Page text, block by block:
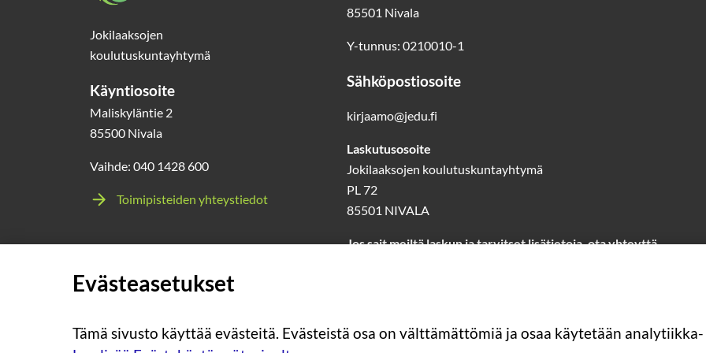
Jokilaaksojen
koulutuskuntayhtymä
Käyntiosoite
Maliskyläntie 2
85500 Nivala
Vaihde: 040 1428 600
Toimipisteiden yhteystiedot
85501 Nivala
Y-tunnus: 0210010-1
Sähköpostiosoite
kirjaamo@jedu.fi
Laskutusosoite
Jokilaaksojen koulutuskuntayhtymä
PL 72
85501 NIVALA
Jos sait meiltä laskun ja tarvitset lisätietoja, ota yhteyttä
Lue lisää laskutuksesta
Evästeasetukset
Tämä sivusto käyttää evästeitä. Evästeistä osa on välttämättömiä ja osaa käytetään